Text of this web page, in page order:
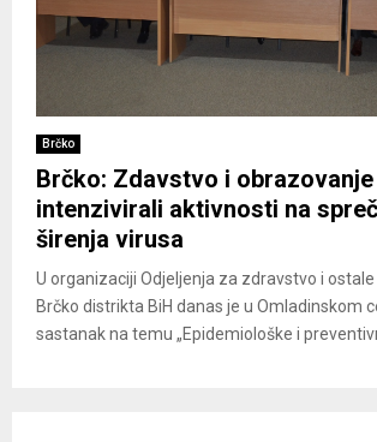
Brčko
Brčko: Zdavstvo i obrazovanje
intenzivirali aktivnosti na
širenja virusa
U organizaciji Odjeljenja za zdravstvo i
Brčko distrikta BiH danas je u Omladinskom
sastanak na temu „Epidemiološke i